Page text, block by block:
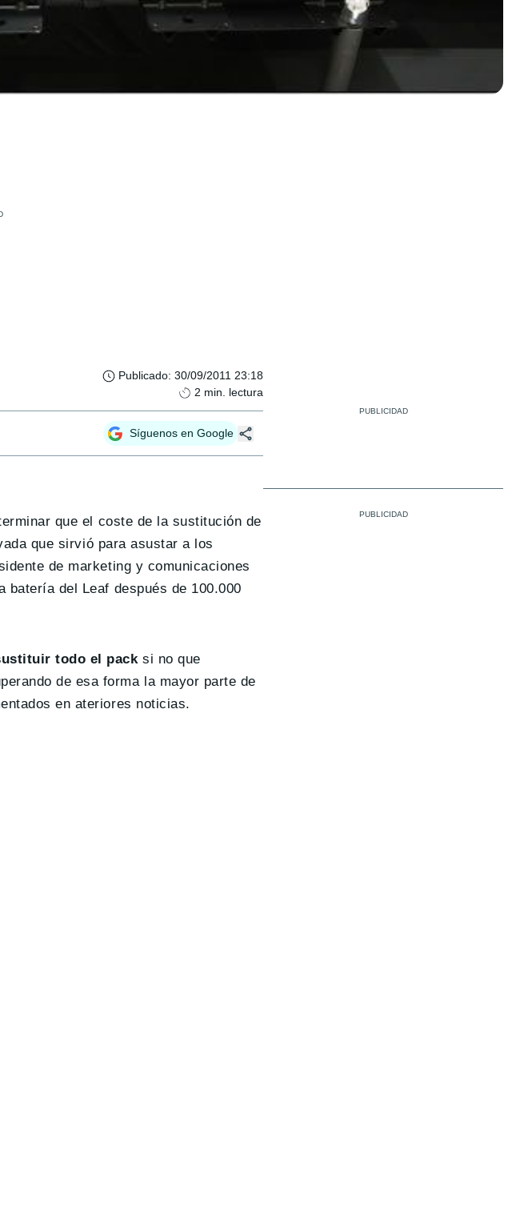
Publicado: 30/09/2011 23:18
2 min. lectura
Síguenos en Google
que el coste de la sustitución de
que sirvió para asustar a los
de marketing y comunicaciones
batería del Leaf después de 100.000
todo el packsi no que
de esa forma la mayor parte de
en ateriores noticias.